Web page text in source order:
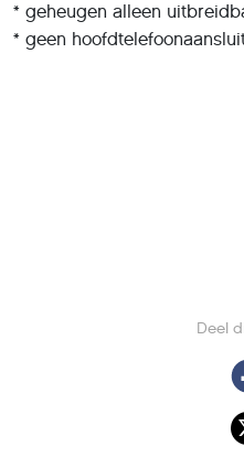
Deel
* geheugen alleen
* geen